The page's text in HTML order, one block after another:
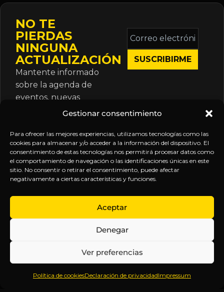
Gestionar consentimiento
Para ofrecer las mejores experiencias, utilizamos tecnologías como las
cookies para almacenar y/o acceder a la información del dispositivo. El
consentimiento de estas tecnologías nos permitirá procesar datos como
el comportamiento de navegación o las identificaciones únicas en este
sitio. No consentir o retirar el consentimiento, puede afectar
negativamente a ciertas características y funciones.
Aceptar
Denegar
Ver preferencias
Política de cookiesDeclaración de privacidadImpressum
NO TE
PIERDAS
NINGUNA
ACTUALIZACIÓN
Mantente informado
sobre la agenda de
eventos, nuevas
publicaciones y
suscripción.
Correo
electrónico
*
Inteligencia
Anticipándonos
EXPLORA
Inicio
Sobre
Contenido
Webinars
LEGAL
Política
de
Términos y
Aviso
SÍGUENOS